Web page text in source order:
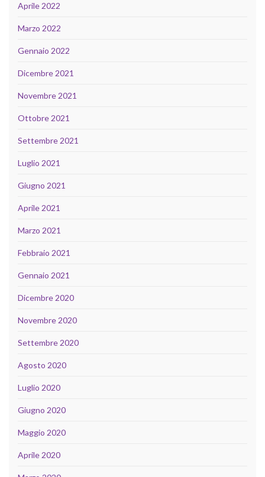
Aprile 2022
Marzo 2022
Gennaio 2022
Dicembre 2021
Novembre 2021
Ottobre 2021
Settembre 2021
Luglio 2021
Giugno 2021
Aprile 2021
Marzo 2021
Febbraio 2021
Gennaio 2021
Dicembre 2020
Novembre 2020
Settembre 2020
Agosto 2020
Luglio 2020
Giugno 2020
Maggio 2020
Aprile 2020